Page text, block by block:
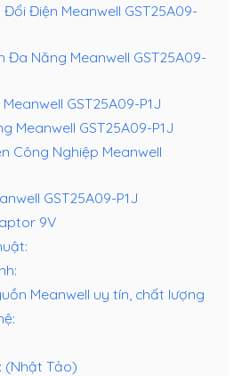
Đổi Điện Meanwell GST25A09-
Đa Năng Meanwell GST25A09-
GST25A09-P1J
Meanwell GST25A09-P1J
Công Nghiệp Meanwell
GST25A09-P1J
9V
Meanwell uy tín, chất lượng
(Nhật Tảo)